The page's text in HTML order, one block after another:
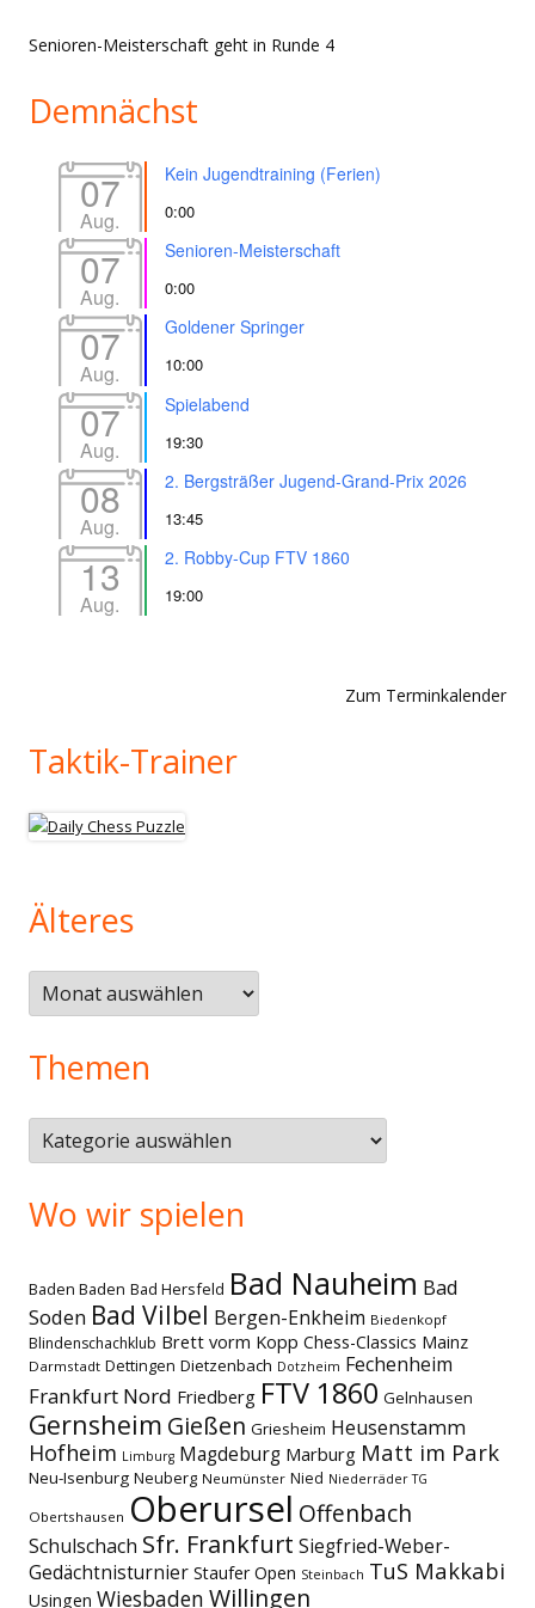
Senioren-Meisterschaft geht in Runde 4
Demnächst
07
Aug.
Kein Jugendtraining (Ferien)
0:00
07
Aug.
Senioren-Meisterschaft
0:00
07
Aug.
Goldener Springer
10:00
07
Aug.
Spielabend
19:30
08
Aug.
2. Bergsträßer Jugend-Grand-Prix 2026
13:45
13
Aug.
2. Robby-Cup FTV 1860
19:00
Zum Terminkalender
Taktik-Trainer
Älteres
Älteres
Themen
Themen
Wo wir spielen
Baden Baden Bad Hersfeld Bad Nauheim Bad
Soden Bad Vilbel Bergen-Enkheim Biedenkopf
Blindenschachklub Brett vorm Kopp Chess-Classics Mainz
Darmstadt Dettingen Dietzenbach Dotzheim Fechenheim
Frankfurt Nord Friedberg FTV 1860 Gelnhausen
Gernsheim Gießen Griesheim Heusenstamm
Hofheim Limburg Magdeburg Marburg Matt im Park
Neu-Isenburg Neuberg Neumünster Nied Niederräder TG
Obertshausen Oberursel Offenbach
Schulschach Sfr. Frankfurt Siegfried-Weber-
Gedächtnisturnier Staufer Open Steinbach TuS Makkabi
Usingen Wiesbaden Willingen